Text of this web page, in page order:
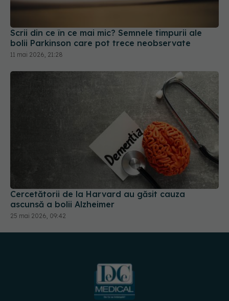
Scrii din ce în ce mai mic? Semnele timpurii ale
bolii Parkinson care pot trece neobservate
11 mai 2026, 21:28
Cercetătorii de la Harvard au găsit cauza
ascunsă a bolii Alzheimer
25 mai 2026, 09:42